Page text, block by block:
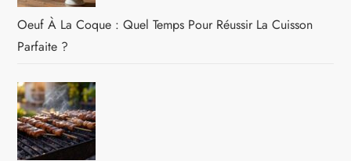
Oeuf À La Coque : Quel Temps Pour Réussir La Cuisson
Parfaite ?